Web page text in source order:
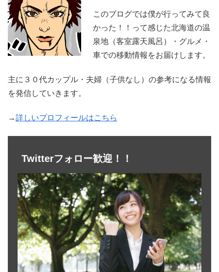
このブログでは僕が行ってみて良
かった！！って感じた北海道の温
泉地（客室露天風呂）・グルメ・
車での移動情報をお届けします。
主に３０代カップル・夫婦（子供なし）の参考になる情報
を発信していきます。
→詳しいプロフィールはこちら
Twitterフォロー歓迎！！